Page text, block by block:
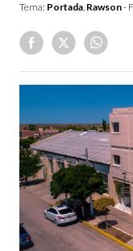
Tema: Portada, Rawson-